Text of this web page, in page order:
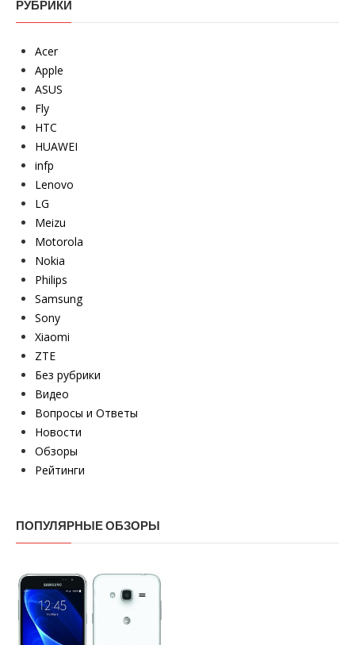
РУБРИКИ
Acer
Apple
ASUS
Fly
HTC
HUAWEI
infp
Lenovo
LG
Meizu
Motorola
Nokia
Philips
Samsung
Sony
Xiaomi
ZTE
Без рубрики
Видео
Вопросы и Ответы
Новости
Обзоры
Рейтинги
ПОПУЛЯРНЫЕ ОБЗОРЫ